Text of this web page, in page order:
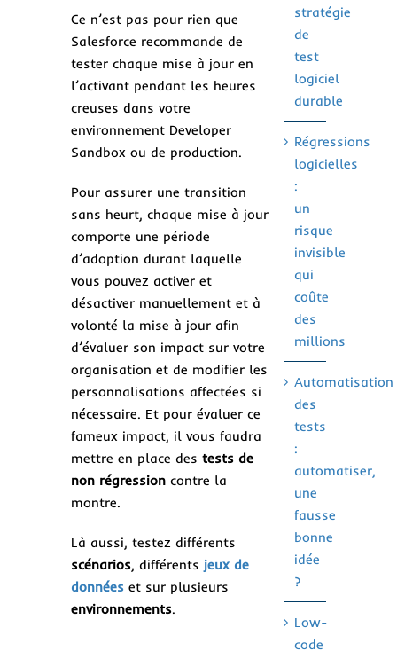
Ce n’est pas pour rien que
Salesforce recommande de
tester chaque mise à jour en
l’activant pendant les heures
creuses dans votre
environnement Developer
Sandbox ou de production.
Pour assurer une transition
sans heurt, chaque mise à jour
comporte une période
d’adoption durant laquelle
vous pouvez activer et
désactiver manuellement et à
volonté la mise à jour afin
d’évaluer son impact sur votre
organisation et de modifier les
personnalisations affectées si
nécessaire. Et pour évaluer ce
fameux impact, il vous faudra
mettre en place des tests de
non régressioncontre la
montre.
Là aussi, testez différents
scénarios, différents jeux de
donnéeset sur plusieurs
environnements.
stratégie
de
test
logiciel
durable
Régressions
logicielles
:
un
risque
invisible
qui
coûte
des
millions
Automatisation
des
tests
:
automatiser,
une
fausse
bonne
idée
?
Low-
code